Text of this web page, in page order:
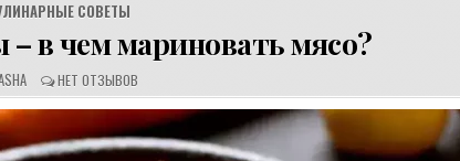
СОВЕТЫ
в чем мариновать мясо?
О
Т
З
Ы
В
Ы
НЕТ ОТЗЫВОВ